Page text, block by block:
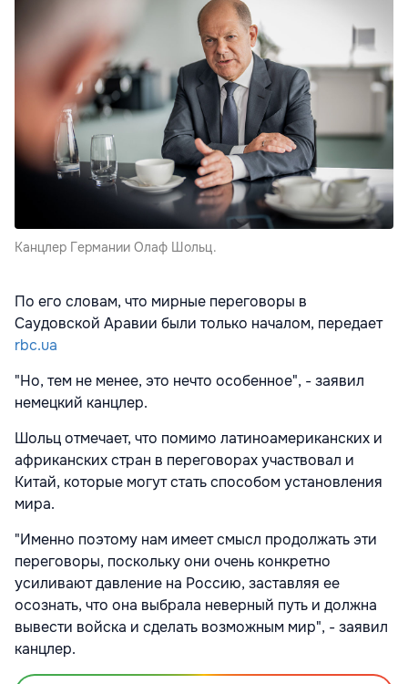
Канцлер Германии Олаф Шольц.
По его словам, что мирные переговоры в
Саудовской Аравии были только началом, передает
rbc.ua
"Но, тем не менее, это нечто особенное", - заявил
немецкий канцлер.
Шольц отмечает, что помимо латиноамериканских и
африканских стран в переговорах участвовал и
Китай, которые могут стать способом установления
мира.
"Именно поэтому нам имеет смысл продолжать эти
переговоры, поскольку они очень конкретно
усиливают давление на Россию, заставляя ее
осознать, что она выбрала неверный путь и должна
вывести войска и сделать возможным мир", - заявил
канцлер.